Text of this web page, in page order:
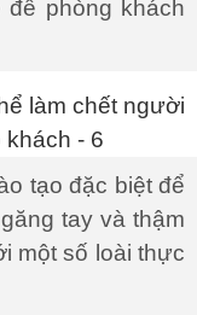
phòng khách
tạo đặc biệt để
tay và thậm
một số loài thực